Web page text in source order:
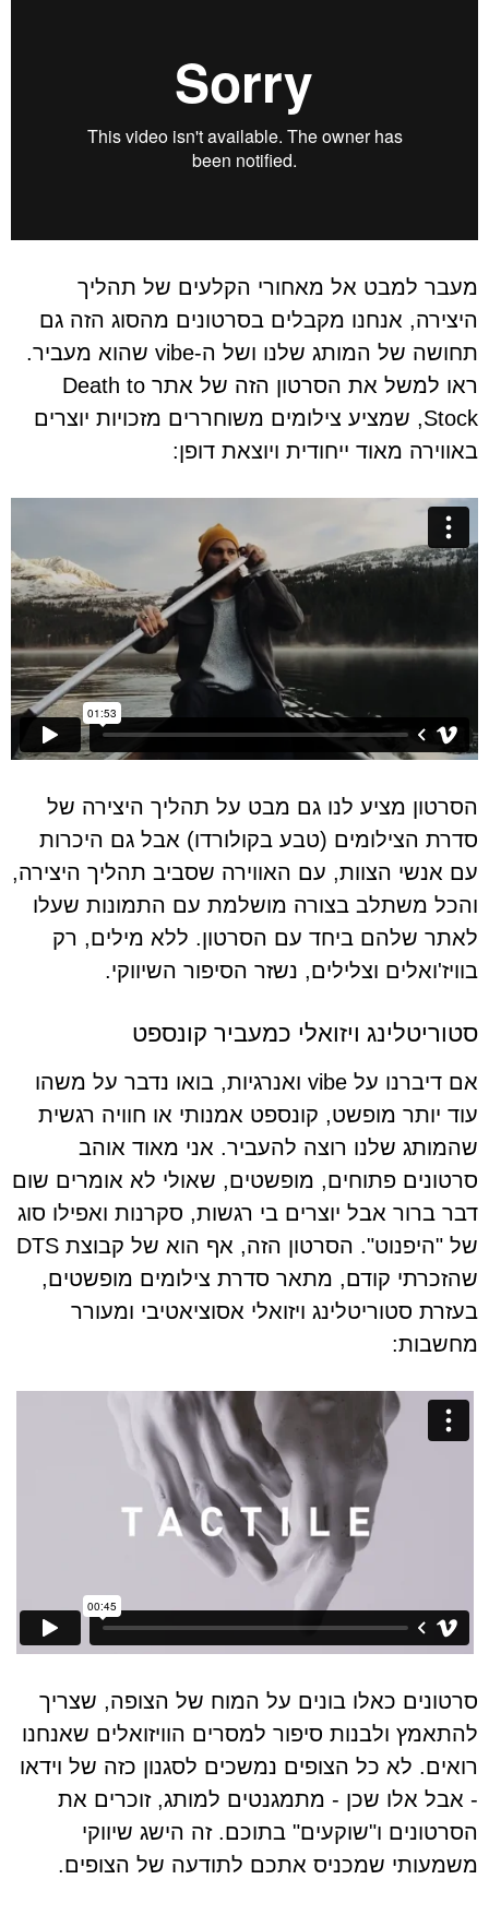
מעבר למבט אל מאחורי הקלעים של תהליך
היצירה, אנחנו מקבלים בסרטונים מהסוג הזה גם
תחושה של המותג שלנו ושל ה-vibe שהוא מעביר.
ראו למשל את הסרטון הזה של אתר Death to
Stock, שמציע צילומים משוחררים מזכויות יוצרים
באווירה מאוד ייחודית ויוצאת דופן:
הסרטון מציע לנו גם מבט על תהליך היצירה של
סדרת הצילומים (טבע בקולורדו) אבל גם היכרות
עם אנשי הצוות, עם האווירה שסביב תהליך היצירה,
והכל משתלב בצורה מושלמת עם התמונות שעלו
לאתר שלהם ביחד עם הסרטון. ללא מילים, רק
בוויז'ואלים וצלילים, נשזר הסיפור השיווקי.
סטוריטלינג ויזואלי כמעביר קונספט
אם דיברנו על vibe ואנרגיות, בואו נדבר על משהו
עוד יותר מופשט, קונספט אמנותי או חוויה רגשית
שהמותג שלנו רוצה להעביר. אני מאוד אוהב
סרטונים פתוחים, מופשטים, שאולי לא אומרים שום
דבר ברור אבל יוצרים בי רגשות, סקרנות ואפילו סוג
של "היפנוט". הסרטון הזה, אף הוא של קבוצת DTS
שהזכרתי קודם, מתאר סדרת צילומים מופשטים,
בעזרת סטוריטלינג ויזואלי אסוציאטיבי ומעורר
מחשבות:
סרטונים כאלו בונים על המוח של הצופה, שצריך
להתאמץ ולבנות סיפור למסרים הוויזואלים שאנחנו
רואים. לא כל הצופים נמשכים לסגנון כזה של וידאו
- אבל אלו שכן - מתמגנטים למותג, זוכרים את
הסרטונים ו"שוקעים" בתוכם. זה הישג שיווקי
משמעותי שמכניס אתכם לתודעה של הצופים.